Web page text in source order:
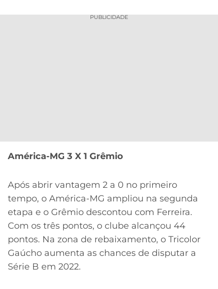
PUBLICIDADE
América-MG 3 X 1 Grêmio
Após abrir vantagem 2 a 0 no primeiro
tempo, o América-MG ampliou na segunda
etapa e o Grêmio descontou com Ferreira.
Com os três pontos, o clube alcançou 44
pontos. Na zona de rebaixamento, o Tricolor
Gaúcho aumenta as chances de disputar a
Série B em 2022.